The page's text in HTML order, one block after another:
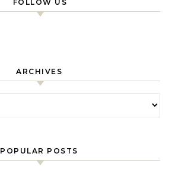
FOLLOW US
ARCHIVES
POPULAR POSTS